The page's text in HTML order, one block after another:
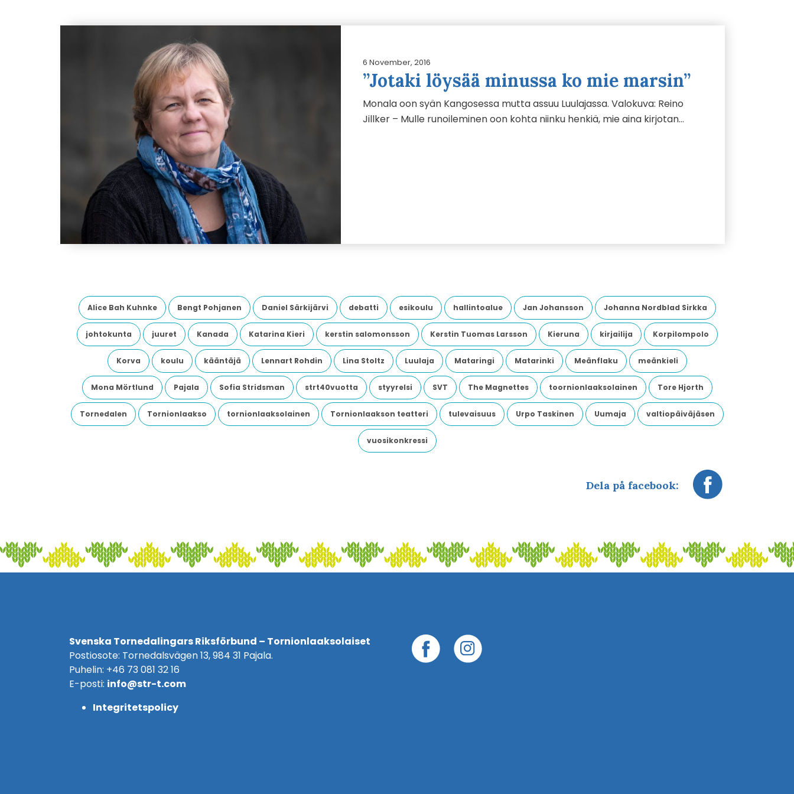
6 November, 2016
”Jotaki löysää minussa ko mie marsin”
Monala oon syän Kangosessa mutta assuu Luulajassa. Valokuva: Reino
Jillker – Mulle runoileminen oon kohta niinku henkiä, mie aina kirjotan…
Alice Bah Kuhnke Bengt Pohjanen Daniel Särkijärvi debatti esikoulu hallintoalue Jan Johansson Johanna Nordblad Sirkka
johtokunta juuret Kanada Katarina Kieri kerstin salomonsson Kerstin Tuomas Larsson Kieruna kirjailija Korpilompolo
Korva koulu kääntäjä Lennart Rohdin Lina Stoltz Luulaja Mataringi Matarinki Meänflaku meänkieli
Mona Mörtlund Pajala Sofia Stridsman strt40vuotta styyrelsi SVT The Magnettes toornionlaaksolainen Tore Hjorth
Tornedalen Tornionlaakso tornionlaaksolainen Tornionlaakson teatteri tulevaisuus Urpo Taskinen Uumaja valtiopäiväjäsen
vuosikonkressi
Dela på facebook:
Svenska Tornedalingars Riksförbund – Tornionlaaksolaiset
Postiosote: Tornedalsvägen 13, 984 31 Pajala.
Puhelin: +46 73 081 32 16
E-posti: info@str-t.com
Integritetspolicy